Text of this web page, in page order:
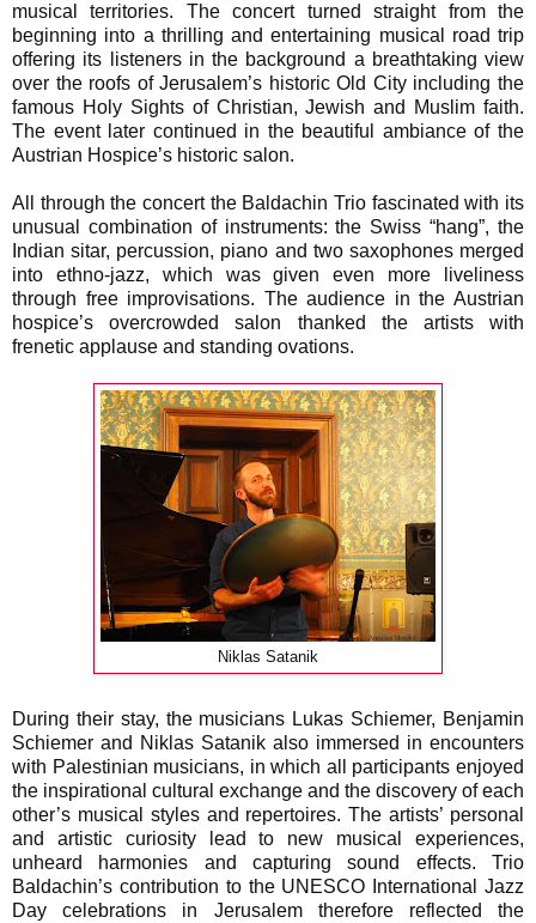
musical territories. The concert turned straight from the
beginning into a thrilling and entertaining musical road trip
offering its listeners in the background a breathtaking view
over the roofs of Jerusalem’s historic Old City including the
famous Holy Sights of Christian, Jewish and Muslim faith.
The event later continued in the beautiful ambiance of the
Austrian Hospice’s historic salon.
All through the concert the Baldachin Trio fascinated with its
unusual combination of instruments: the Swiss “hang”, the
Indian sitar, percussion, piano and two saxophones merged
into ethno-jazz, which was given even more liveliness
through free improvisations. The audience in the Austrian
hospice’s overcrowded salon thanked the artists with
frenetic applause and standing ovations.
Niklas Satanik
During their stay, the musicians Lukas Schiemer, Benjamin
Schiemer and Niklas Satanik also immersed in encounters
with Palestinian musicians, in which all participants enjoyed
the inspirational cultural exchange and the discovery of each
other’s musical styles and repertoires. The artists’ personal
and artistic curiosity lead to new musical experiences,
unheard harmonies and capturing sound effects. Trio
Baldachin’s contribution to the UNESCO International Jazz
Day celebrations in Jerusalem therefore reflected the